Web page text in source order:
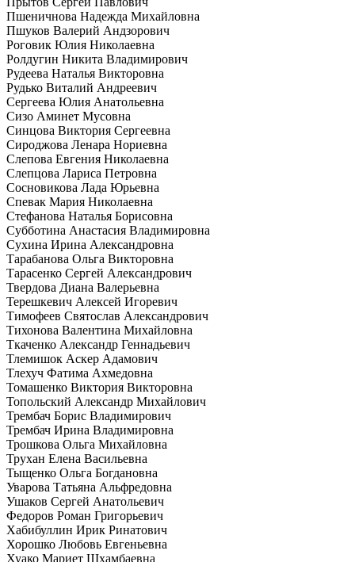
Пшеничнова Надежда Михайловна
Пшуков Валерий Андзорович
Роговик Юлия Николаевна
Ролдугин Никита Владимирович
Рудеева Наталья Викторовна
Рудько Виталий Андреевич
Сергеева Юлия Анатольевна
Сизо Аминет Мусовна
Синцова Виктория Сергеевна
Сироджова Ленара Нориевна
Слепова Евгения Николаевна
Слепцова Лариса Петровна
Сосновикова Лада Юрьевна
Спевак Мария Николаевна
Стефанова Наталья Борисовна
Субботина Анастасия Владимировна
Сухина Ирина Александровна
Тарабанова Ольга Викторовна
Тарасенко Сергей Александрович
Твердова Диана Валерьевна
Терешкевич Алексей Игоревич
Тимофеев Святослав Александрович
Тихонова Валентина Михайловна
Ткаченко Александр Геннадьевич
Тлемишок Аскер Адамович
Тлехуч Фатима Ахмедовна
Томашенко Виктория Викторовна
Топольский Александр Михайлович
Трембач Борис Владимирович
Трембач Ирина Владимировна
Трошкова Ольга Михайловна
Трухан Елена Васильевна
Тыщенко Ольга Богдановна
Уварова Татьяна Альфредовна
Ушаков Сергей Анатольевич
Федоров Роман Григорьевич
Хабибуллин Ирик Ринатович
Хорошко Любовь Евгеньевна
Хуако Мариет Шхамбаевна